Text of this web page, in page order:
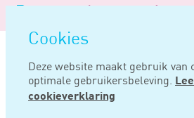
overslaan
Cookies
Deze website maakt gebruik van
optimale gebruikersbeleving.
cookieverklaring
Logo
Noord
Negentig
Home Nieuws